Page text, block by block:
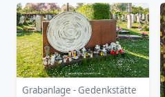
Grabanlage - Gedenkstätte